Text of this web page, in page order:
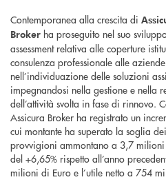
Contemporanea alla crescita di
Broker ha proseguito nel suo
assessment relativa alle coperture
consulenza professionale alle
nell’individuazione delle soluzioni
impegnandosi nella gestione e nella
dell’attività svolta in fase di rinnovo.
Assicura Broker ha registrato un
cui montante ha superato la soglia
provvigioni ammontano a 3,7
del +6,65% rispetto all’anno
milioni di Euro e l’utile netto a 754